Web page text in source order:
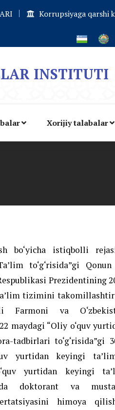
Korrupsiyaga qarshi
INSTITUTI
Xorijiy talabalar
bo‘yicha istiqbolli
to‘g‘risida”gi
Prezidentining
tizimini
Farmoni va
maydagi “Oliy o‘quv
tadbirlari to‘g‘risida”gi
yurtidan keyingi
yurtidan keyingi
doktorant va
himoya